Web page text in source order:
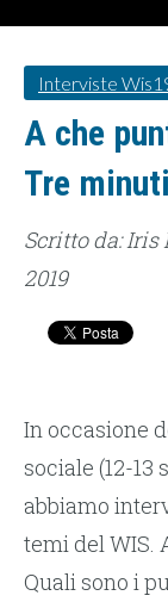
Interviste
A che
Tre
Scritto da: Iris
2019
In occasione
sociale (12-13
abbiamo
temi del WIS.
Quali sono i